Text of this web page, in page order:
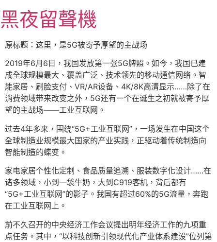
至
主
要
容
黑夜留聲機
原标题：这里，是5G被寄予厚望的主战场
2019年6月6日，我国发放第一张5G牌照。如今，我国已建
成全球规模最大、覆盖广泛、技术领先的移动通信网络。智
能家居、刷脸支付、VR/AR设备、4K/8K高清显示……除了在
消费领域带来改变之外，5G还有一个在诞生之初就被寄予厚
望的主战场——工业互联网。
过去4年多来，围绕“5G+工业互联网”，一场发生在中国这个
全球制造业规模最大国家的产业实践，正驱动着传统制造向
智能制造的蝶变。
家电家居个性化定制、食品质量追溯、服装数字化设计……在
诸多领域，小到一袋牛奶，大到C919客机，背后都有
“5G+工业互联网”的影子。我国有超过60%的5G流量，奔跑
在工业互联网上。
前不久召开的中央经济工作会议提出明年经济工作的九项重
点任务。其中，“以科技创新引领现代化产业体系建设”位列第